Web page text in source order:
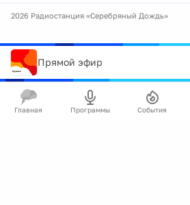
2026 Радиостанция «Серебряный Дождь»
Прямой эфир
Главная Программы События